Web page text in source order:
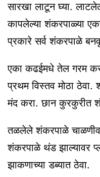
सारखा लाटून घ्या.
कापलेल्या शंकरपाळ्या
प्रकारे सर्व शंकरपाळे
एका कढईमधे तेल गरम
प्रथम विस्तव मोठा ठेवा.
मंद करा. छान कुरकुरीत
तळलेले शंकरपाळे
शंकरपाळे थंड झाल्यावर
झाकणाच्या डब्यात ठेवा.